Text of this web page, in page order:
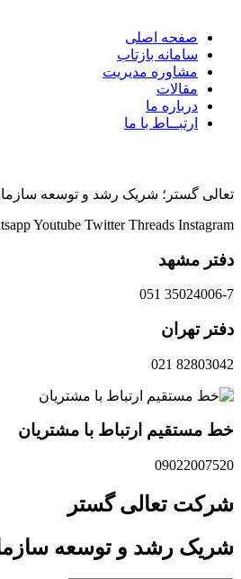
صفحه اصلی
سامانه بازتاب
مشاوره مدیریت
مقالات
درباره ما
ارتبــاط با ما
تعالی گستر؛ شریک رشد و توسعه
Youtube Twitter Threads Instagram
دفتر مشهد
35024006-7 051
دفتر تهران
82803042 021
خط مستقیم ارتباط با مشتریان
09022007520
شرکت تعالی گستر
شریک رشد و توسعه